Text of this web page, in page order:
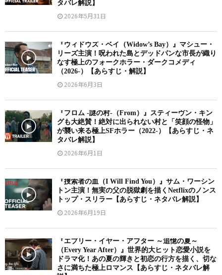
タバレ解説】
2026年5月31日
『ウィドウズ・ベイ（Widow’s Bay）』マシュー・
リーズ主演！呪われた島とデッドパンな市長が織り
なす極上のフォークホラー・ダークコメディ
（2026-）【あらすじ・解説】
2026年6月3日
『フロム -謎の村-（From）』スティーヴン・キン
グも大絶賛！絶対に出られない村と「笑顔の怪物」
が襲い来る極上SFホラー（2022-）【あらすじ・ネ
タバレ解説】
2026年6月1日
『捜索者の血（I Will Find You）』サム・ワーシン
トン主演！無実の父の脱獄劇を描くNetflixのノンス
トップ・スリラー【あらすじ・ネタバレ解説】
2026年6月19日
『エブリー・イヤー・アフター ～追憶の夏～
（Every Year After）』世界的大ヒット恋愛小説を
ドラマ化！あの夏の輝きと初恋の行方を描く、切な
さに満ちた極上ロマンス【あらすじ・ネタバレ解